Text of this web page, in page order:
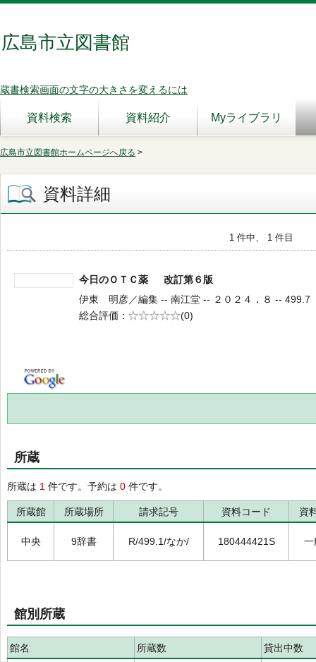
広島市立図書館
蔵書検索画面の文字の大きさを変えるには
資料検索 資料紹介 Myライブラリ
広島市立図書館ホームページへ戻る >
資料詳細
1 件中、 1 件目
今日のＯＴＣ薬 改訂第６版
伊東 明彦／編集 -- 南江堂 -- ２０２４．８ -- 499.7
総合評価
5段階評価
(0)
所蔵
所蔵は 1 件です。予約は 0 件です。
所蔵館 所蔵場所 請求記号 資料コード 資
中央 9辞書 R/499.1/なか/ 180444421S 一
館別所蔵
館名 所蔵数
貸出中数